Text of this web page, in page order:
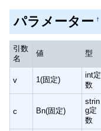
パラメーター †
引数
名
値 型
v 1(固定)
int定
数
c Bn(固定)
strin
g定
数